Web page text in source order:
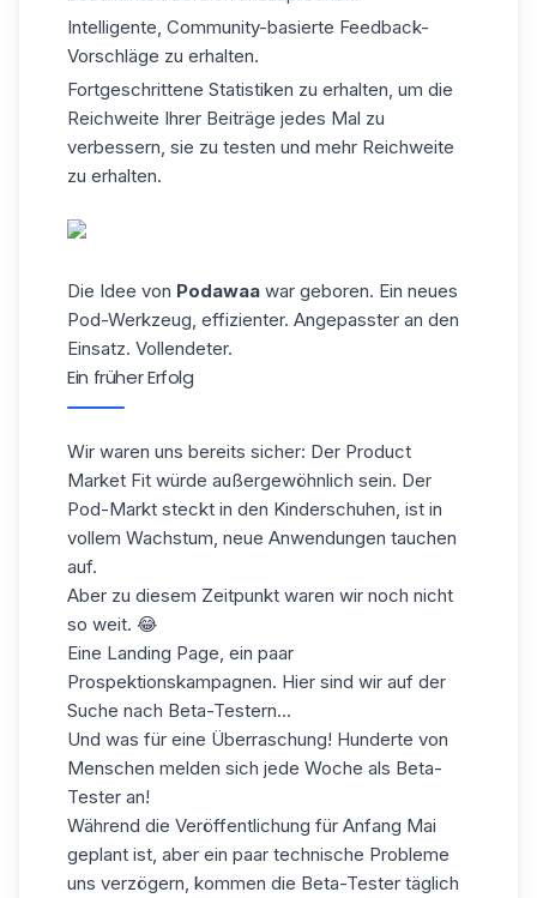
Intelligente, Community-basierte Feedback-
Vorschläge zu erhalten.
Fortgeschrittene Statistiken zu erhalten, um die
Reichweite Ihrer Beiträge jedes Mal zu
verbessern, sie zu testen und mehr Reichweite
zu erhalten.
Die Idee von Podawaa war geboren. Ein neues
Pod-Werkzeug, effizienter. Angepasster an den
Einsatz. Vollendeter.
Ein früher Erfolg
Wir waren uns bereits sicher: Der Product
Market Fit würde außergewöhnlich sein. Der
Pod-Markt steckt in den Kinderschuhen, ist in
vollem Wachstum, neue Anwendungen tauchen
auf.
Aber zu diesem Zeitpunkt waren wir noch nicht
so weit. 😂
Eine Landing Page, ein paar
Prospektionskampagnen. Hier sind wir auf der
Suche nach Beta-Testern...
Und was für eine Überraschung! Hunderte von
Menschen melden sich jede Woche als Beta-
Tester an!
Während die Veröffentlichung für Anfang Mai
geplant ist, aber ein paar technische Probleme
uns verzögern, kommen die Beta-Tester täglich